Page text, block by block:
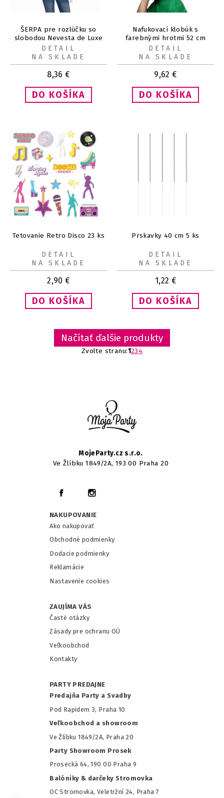
ŠERPA pre rozlúčku so
slobodou Nevesta de Luxe
8,36 €
DETAIL
NA SKLADE
Nafukovací klobúk s
farebnými hrotmi 52 cm
9,62 €
DETAIL
NA SKLADE
Tetovanie Retro Disco 23 ks
2,90 €
DETAIL
NA SKLADE
Prskavky 40 cm 5 ks
1,22 €
DETAIL
NA SKLADE
Načítať ďalšie produkty
Zvolte stranu:1234
MojeParty.cz s.r.o.
Ve Žlíbku 1849/2A, 193 00 Praha 20
NAKUPOVANIE
Ako nakupovať
Obchodné podmienky
Dodacie podmienky
Reklamácie
Nastavenie cookies
ZAUJÍMA VÁS
Časté otázky
Zásady pre ochranu OÚ
Veľkoobchod
Kontakty
PARTY PREDAJNE
Predajňa Party a Svadby
Pod Rapidem 3, Praha 10
Veľkoobchod a showroom
Ve Žlíbku 1849/2A, Praha 20
Party Showroom Prosek
Prosecká 64, 190 00 Praha 9
Balóniky & darčeky Stromovka
OC Stromovka, Veletržní 24, Praha 7